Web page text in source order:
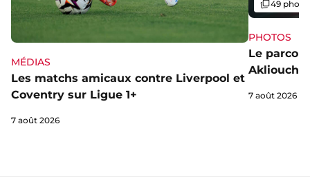
MÉDIAS
Les matchs amicaux contre Liverpool et
Coventry sur Ligue 1+
7 août 2026
PHOTOS
Le
Akliouche
Galerie
49
7 août 2026